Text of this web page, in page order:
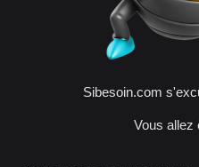
Sibesoin.com
Vous allez